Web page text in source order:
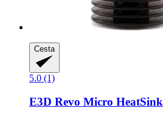
Cesta
5.0 (1)
E3D Revo Micro HeatSink